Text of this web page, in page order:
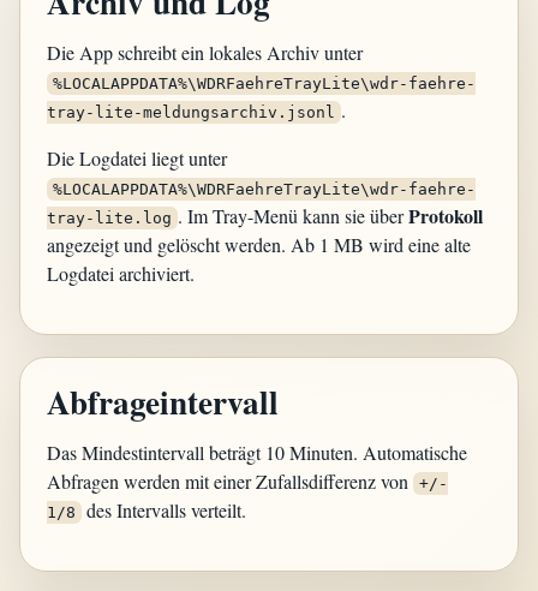
Die App schreibt ein lokales Archiv unter
%LOCALAPPDATA%\WDRFaehreTrayLite\wdr-faehre-
tray-lite-meldungsarchiv.jsonl .
Die Logdatei liegt unter
%LOCALAPPDATA%\WDRFaehreTrayLite\wdr-faehre-
tray-lite.log . Im Tray-Menü kann sie überProtokoll
angezeigt und gelöscht werden. Ab 1 MB wird eine alte
Logdatei archiviert.
Abfrageintervall
Das Mindestintervall beträgt 10 Minuten. Automatische
Abfragen werden mit einer Zufallsdifferenz von
+/-
1/8
des Intervalls verteilt.